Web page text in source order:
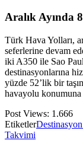
Aralık Ayında
Türk Hava Yolları,
seferlerine devam
iki A350 ile Sao
destinasyonlarına
yüzde 52’lik bir
havayolu
Post Views: 1.666
Etiketler
Takvimi